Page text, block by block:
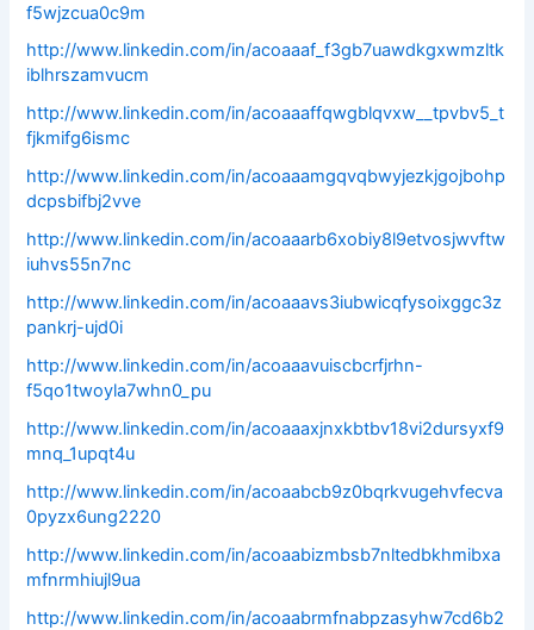
f5wjzcua0c9m
http://www.linkedin.com/in/acoaaaf_f3gb7uawdkgxwmzltk
iblhrszamvucm
http://www.linkedin.com/in/acoaaaffqwgblqvxw__tpvbv5_t
fjkmifg6ismc
http://www.linkedin.com/in/acoaaamgqvqbwyjezkjgojbohp
dcpsbifbj2vve
http://www.linkedin.com/in/acoaaarb6xobiy8l9etvosjwvftw
iuhvs55n7nc
http://www.linkedin.com/in/acoaaavs3iubwicqfysoixggc3z
pankrj-ujd0i
http://www.linkedin.com/in/acoaaavuiscbcrfjrhn-
f5qo1twoyla7whn0_pu
http://www.linkedin.com/in/acoaaaxjnxkbtbv18vi2dursyxf9
mnq_1upqt4u
http://www.linkedin.com/in/acoaabcb9z0bqrkvugehvfecva
0pyzx6ung2220
http://www.linkedin.com/in/acoaabizmbsb7nltedbkhmibxa
mfnrmhiujl9ua
http://www.linkedin.com/in/acoaabrmfnabpzasyhw7cd6b2